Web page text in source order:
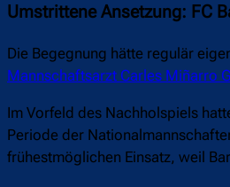
Umstrittene Ansetzung: FC
Die Begegnung hätte regulär
Mannschaftsarzt Carles Miñarro
Im Vorfeld des Nachholspiels
Periode der
frühestmöglichen Einsatz, weil